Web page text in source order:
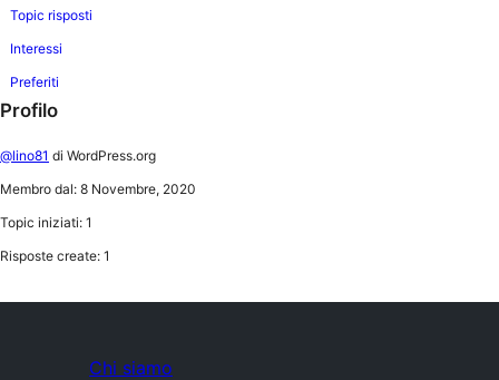
Topic risposti
Interessi
Preferiti
Profilo
@lino81 di WordPress.org
Membro dal: 8 Novembre, 2020
Topic iniziati: 1
Risposte create: 1
Chi siamo